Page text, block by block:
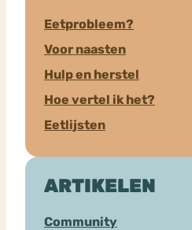
Eetprobleem?
Voor naasten
Hulp en herstel
Hoe vertel ik het?
Eetlijsten
ARTIKELEN
Community